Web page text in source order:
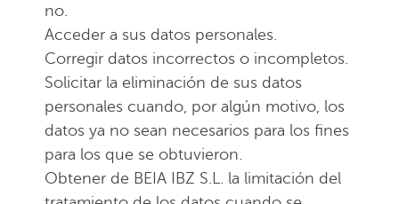
no.
Acceder a sus datos personales.
Corregir datos incorrectos o incompletos.
Solicitar la eliminación de sus datos
personales cuando, por algún motivo, los
datos ya no sean necesarios para los fines
para los que se obtuvieron.
Obtener de BEIA IBZ S.L. la limitación del